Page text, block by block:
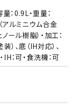
0.9L・重量：
アルミニウム合金
ール樹脂）・加工：
）、底（IH対応）、
IH：可・食洗機：可